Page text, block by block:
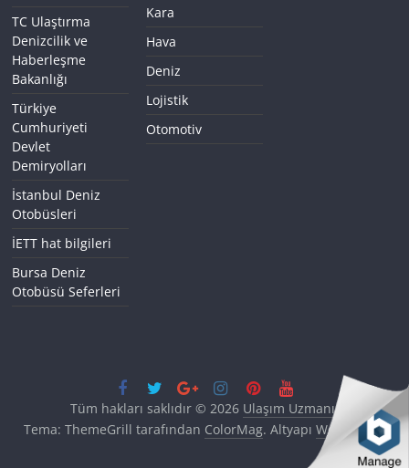
TC Ulaştırma
Denizcilik ve
Haberleşme
Bakanlığı
Türkiye
Cumhuriyeti
Devlet
Demiryolları
İstanbul Deniz
Otobüsleri
İETT hat bilgileri
Bursa Deniz
Otobüsü Seferleri
Kara
Hava
Deniz
Lojistik
Otomotiv
Tüm hakları saklıdır © 2026 Ulaşım Uzmanı.
Tema: ThemeGrill tarafından ColorMag. Altyapı WordPress.